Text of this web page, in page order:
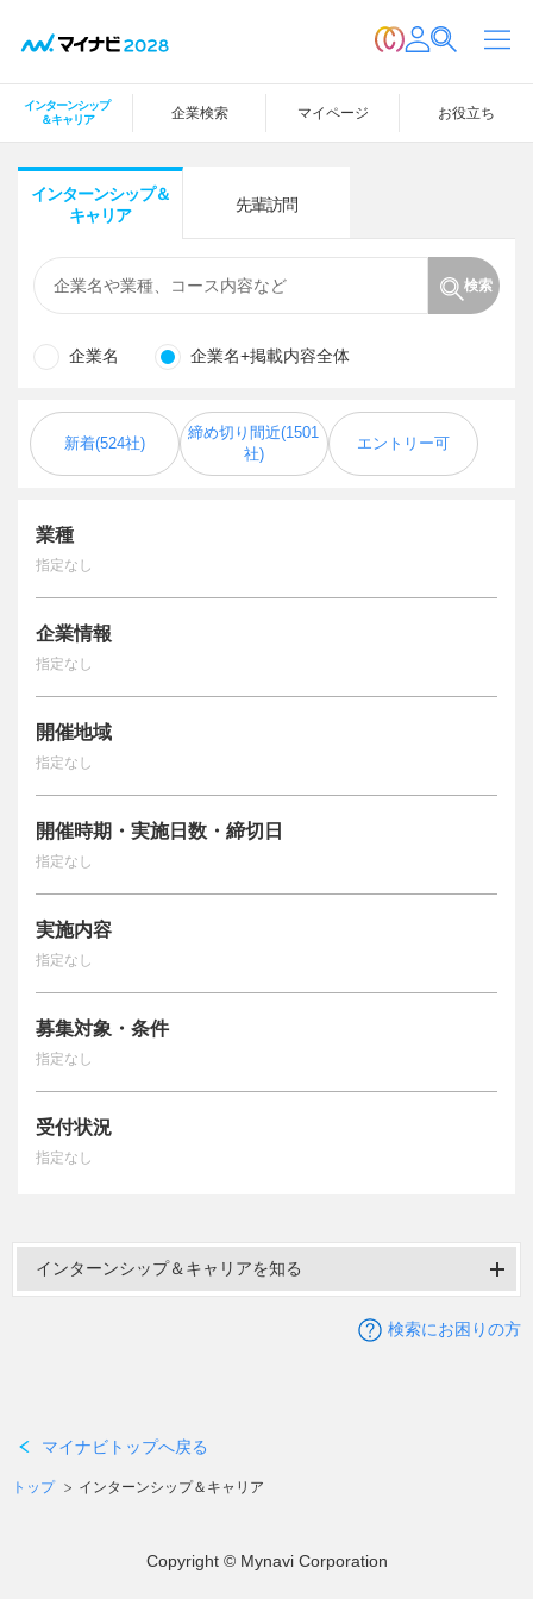
インターンシップ
＆キャリア
企業検索 マイページ お役立ち
インターンシップ＆
キャリア
先輩訪問
検索
企業名 企業名+掲載内容全体
新着(524社)
締め切り間近(1501
社)
エントリー可
業種
指定なし
企業情報
指定なし
開催地域
指定なし
開催時期・実施日数・締切日
指定なし
実施内容
指定なし
募集対象・条件
指定なし
受付状況
指定なし
インターンシップ＆キャリアを知る
検索にお困りの方
マイナビトップへ戻る
トップ インターンシップ＆キャリア
Copyright © Mynavi Corporation